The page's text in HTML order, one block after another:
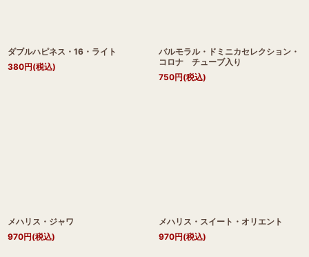
ダブルハピネス・16・ライト
380円(税込)
バルモラル・ドミニカセレクション・
コロナ チューブ入り
750円(税込)
メハリス・ジャワ
970円(税込)
メハリス・スイート・オリエント
970円(税込)